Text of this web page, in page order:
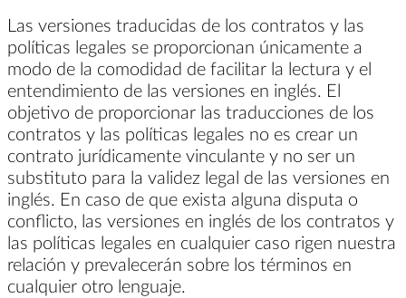
Las versiones traducidas de los contratos y las
políticas legales se proporcionan únicamente a
modo de la comodidad de facilitar la lectura y el
entendimiento de las versiones en inglés. El
objetivo de proporcionar las traducciones de los
contratos y las políticas legales no es crear un
contrato jurídicamente vinculante y no ser un
substituto para la validez legal de las versiones en
inglés. En caso de que exista alguna disputa o
conflicto, las versiones en inglés de los contratos y
las políticas legales en cualquier caso rigen nuestra
relación y prevalecerán sobre los términos en
cualquier otro lenguaje.